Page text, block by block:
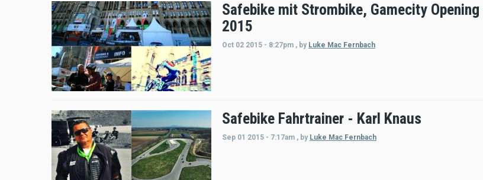
Safebike mit Strombike, Gamecity Opening
2015
Oct 02 2015 - 8:27pm , by Luke Mac Fernbach
Safebike Fahrtrainer - Karl Knaus
Sep 01 2015 - 7:17am , by Luke Mac Fernbach